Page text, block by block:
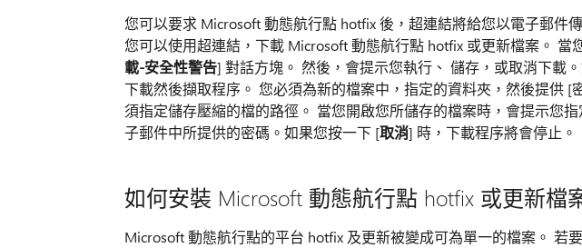
您可以要求 Microsoft 動態航行點 hotfix 後，超連結將給您以電子郵件
您可以使用超連結，下載 Microsoft 動態航行點 hotfix 或更新檔案。 當
載-安全性警告] 對話方塊。 然後，會提示您執行、 儲存，或取消下載
下載然後擷取程序。 您必須為新的檔案中，指定的資料夾，然後提供 [
須指定儲存壓縮的檔的路徑。 當您開啟您所儲存的檔案時，會提示您
子郵件中所提供的密碼。如果您按一下 [取消] 時，下載程序將會停止。
如何安裝 Microsoft 動態航行點 hotfix 或更新檔
Microsoft 動態航行點的平台 hotfix 及更新被變成可為單一的檔案。 若